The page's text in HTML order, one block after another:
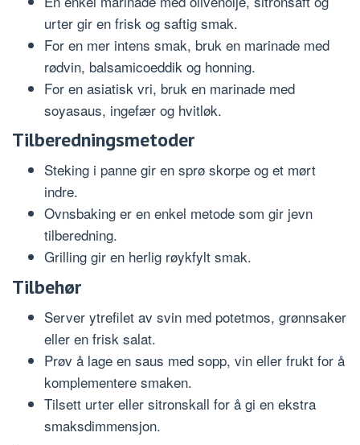
urter gir en frisk og saftig smak.
For en mer intens smak, bruk en marinade med
rødvin, balsamicoeddik og honning.
For en asiatisk vri, bruk en marinade med
soyasaus, ingefær og hvitløk.
Tilberedningsmetoder
Steking i panne gir en sprø skorpe og et mørt
indre.
Ovnsbaking er en enkel metode som gir jevn
tilberedning.
Grilling gir en herlig røykfylt smak.
Tilbehør
Server ytrefilet av svin med potetmos, grønnsaker
eller en frisk salat.
Prøv å lage en saus med sopp, vin eller frukt for å
komplementere smaken.
Tilsett urter eller sitronskall for å gi en ekstra
smaksdimmensjon.